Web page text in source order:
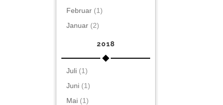
Februar (1)
Januar (2)
2018
Juli (1)
Juni (1)
Mai (1)